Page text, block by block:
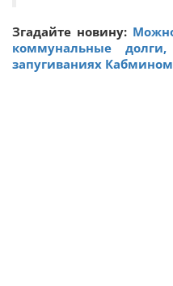
Згадайте новину:
коммунальные
запугиваниях Кабмином